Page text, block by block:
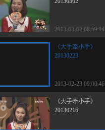
2013-03-02 08:59:14
《大手牵小手》
20130223
2013-02-23 09:00:46
《大手牵小手》
20130216